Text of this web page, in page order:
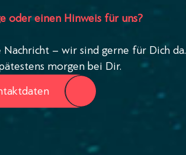
oder einen Hinweis für uns?
Nachricht – wir sind gerne für Dich da.
morgen bei Dir.